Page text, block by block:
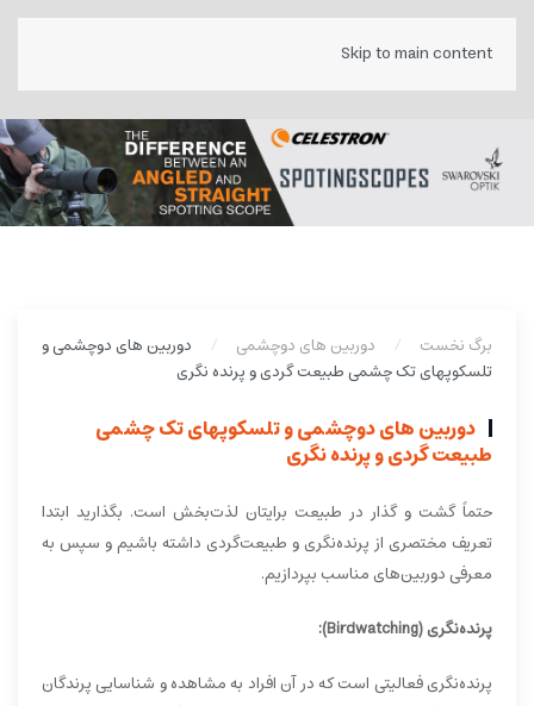
Skip to main content
برگ نخست دوربین های دوچشمی
دوربین های دوچشمی و
تلسکوپهای تک چشمی طبیعت گردی و پرنده نگری
دوربین های دوچشمی و تلسکوپهای تک چشمی
طبیعت گردی و پرنده نگری
حتماً گشت و گذار در طبیعت برایتان لذت‌بخش است. بگذارید ابتدا
تعریف مختصری از پرنده‌نگری و طبیعت‌گردی داشته باشیم و سپس به
معرفی دوربین‌های مناسب بپردازیم.
پرنده‌نگری (Birdwatching):
پرنده‌نگری فعالیتی است که در آن افراد به مشاهده و شناسایی پرندگان